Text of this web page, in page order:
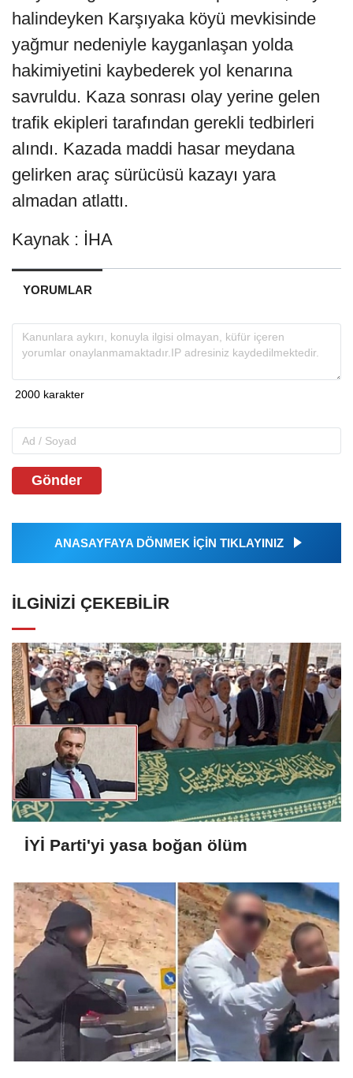
halindeyken Karşıyaka köyü mevkisinde
yağmur nedeniyle kayganlaşan yolda
hakimiyetini kaybederek yol kenarına
savruldu. Kaza sonrası olay yerine gelen
trafik ekipleri tarafından gerekli tedbirleri
alındı. Kazada maddi hasar meydana
gelirken araç sürücüsü kazayı yara
almadan atlattı.
Kaynak : İHA
YORUMLAR
Gönder
ANASAYFAYA DÖNMEK İÇİN TIKLAYINIZ
İLGINIZI ÇEKEBILIR
İYİ Parti'yi yasa boğan ölüm